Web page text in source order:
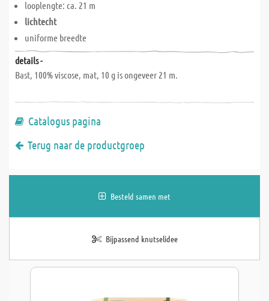
looplengte: ca. 21 m
lichtecht
uniforme breedte
details -
Bast, 100% viscose, mat, 10 g is ongeveer 21 m.
Catalogus pagina
Terug naar de productgroep
Besteld samen met
Bijpassend knutselidee